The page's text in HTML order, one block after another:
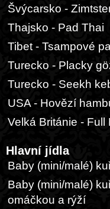
Švýcarsko -
Thajsko - Pad Thai
Tibet - Tsampové
Turecko - Placky
Turecko - Seekh
USA - Hovězí
Velká Británie -
Hlavní jídla
Baby (mini/malé)
Baby (mini/malé)
omáčkou a rýží